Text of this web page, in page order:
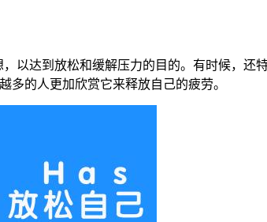
以达到放松和缓解压力的目的。有时候，
的人更加欣赏它来释放自己的疲劳。